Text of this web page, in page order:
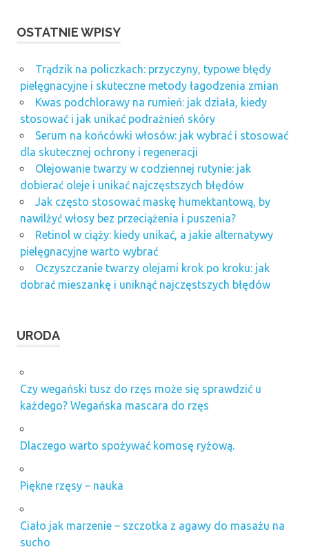
OSTATNIE WPISY
Trądzik na policzkach: przyczyny, typowe błędy
pielęgnacyjne i skuteczne metody łagodzenia zmian
Kwas podchlorawy na rumień: jak działa, kiedy
stosować i jak unikać podrażnień skóry
Serum na końcówki włosów: jak wybrać i stosować
dla skutecznej ochrony i regeneracji
Olejowanie twarzy w codziennej rutynie: jak
dobierać oleje i unikać najczęstszych błędów
Jak często stosować maskę humektantową, by
nawilżyć włosy bez przeciążenia i puszenia?
Retinol w ciąży: kiedy unikać, a jakie alternatywy
pielęgnacyjne warto wybrać
Oczyszczanie twarzy olejami krok po kroku: jak
dobrać mieszankę i uniknąć najczęstszych błędów
URODA
Czy wegański tusz do rzęs może się sprawdzić u
każdego? Wegańska mascara do rzęs
Dlaczego warto spożywać komosę ryżową.
Piękne rzęsy – nauka
Ciało jak marzenie – szczotka z agawy do masażu na
sucho